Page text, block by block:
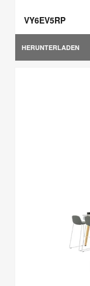
VY6EV5RP
HERUNTERLADEN